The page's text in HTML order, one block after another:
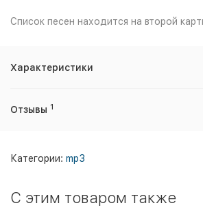
Список песен находится на второй
Характеристики
Отзывы 1
Категории: mp3
C этим товаром также